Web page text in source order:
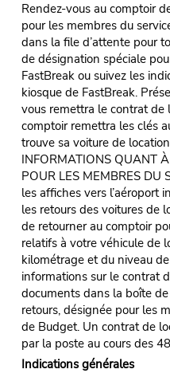
Rendez-vous au comptoir
pour les membres du
dans la file d’attente pour
de désignation spéciale
FastBreak ou suivez les
kiosque de FastBreak.
vous remettra le contrat de
comptoir remettra les clés
trouve sa voiture de
INFORMATIONS QUANT
POUR LES MEMBRES DU
les affiches vers l’aéroport
les retours des voitures de
de retourner au comptoir
relatifs à votre véhicule de
kilométrage et du niveau
informations sur le contrat
documents dans la boîte
retours, désignée pour les
de Budget. Un contrat de
par la poste au cours des
Indications générales